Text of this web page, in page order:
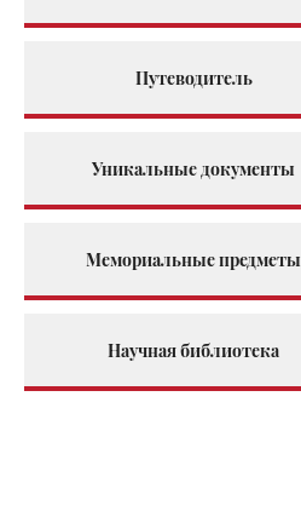
Путеводитель
Уникальные документы
Мемориальные предметы
Научная библиотека